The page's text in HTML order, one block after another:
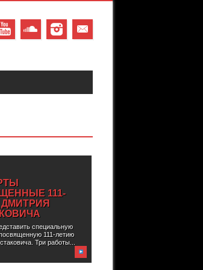
111-
специальную
111-летию
Три работы...